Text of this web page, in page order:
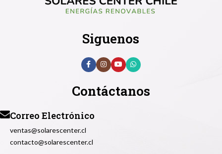
Siguenos
Contáctanos
Correo Electrónico
ventas@solarescenter.cl
contacto@solarescenter.cl